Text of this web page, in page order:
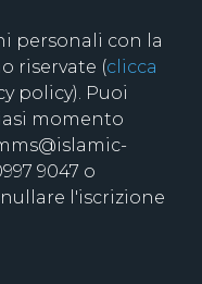
personali con la
riservate (clicca
policy). Puoi
momento
9047 o
l'iscrizione